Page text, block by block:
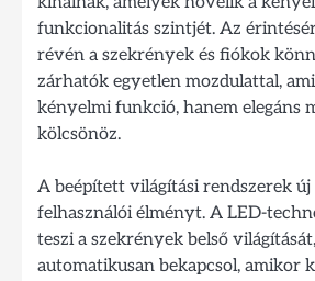
funkcionalitás szintjét. Az
révén a szekrények és fiókok
zárhatók egyetlen mozdulattal,
kényelmi funkció, hanem elegáns
kölcsönöz.
A beépített világítási rendszerek
felhasználói élményt. A LED-
teszi a szekrények belső
automatikusan bekapcsol, amikor